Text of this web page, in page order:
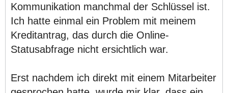
Kommunikation manchmal der Schlüssel ist.
Ich hatte einmal ein Problem mit meinem
Kreditantrag, das durch die Online-
Statusabfrage nicht ersichtlich war.
Erst nachdem ich direkt mit einem Mitarbeiter